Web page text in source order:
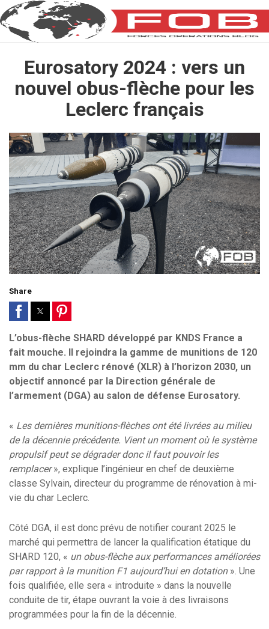
Eurosatory 2024 : vers un
nouvel obus-flèche pour les
Leclerc français
Share
L’obus-flèche SHARD développé par KNDS France a
fait mouche. Il rejoindra la gamme de munitions de 120
mm du char Leclerc rénové (XLR) à l’horizon 2030, un
objectif annoncé par la Direction générale de
l’armement (DGA) au salon de défense Eurosatory.
« Les dernières munitions-flèches ont été livrées au milieu
de la décennie précédente. Vient un moment où le système
propulsif peut se dégrader donc il faut pouvoir les
remplacer», explique l’ingénieur en chef de deuxième
classe Sylvain, directeur du programme de rénovation à mi-
vie du char Leclerc.
Côté DGA, il est donc prévu de notifier courant 2025 le
marché qui permettra de lancer la qualification étatique du
SHARD 120, « un obus-flèche aux performances améliorées
par rapport à la munition F1 aujourd’hui en dotation». Une
fois qualifiée, elle sera « introduite » dans la nouvelle
conduite de tir, étape ouvrant la voie à des livraisons
programmées pour la fin de la décennie.